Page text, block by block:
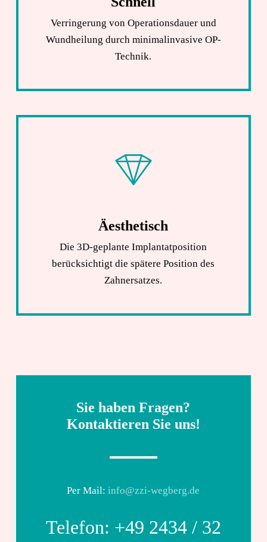
Verringerung von Operationsdauer und
Wundheilung durch minimalinvasive OP-
Technik.
Äesthetisch
Die 3D-geplante Implantatposition
berücksichtigt die spätere Position des
Zahnersatzes.
Sie haben Fragen?
Kontaktieren Sie uns!
Per Mail:info@zzi-wegberg.de
Telefon: +49 2434 / 32